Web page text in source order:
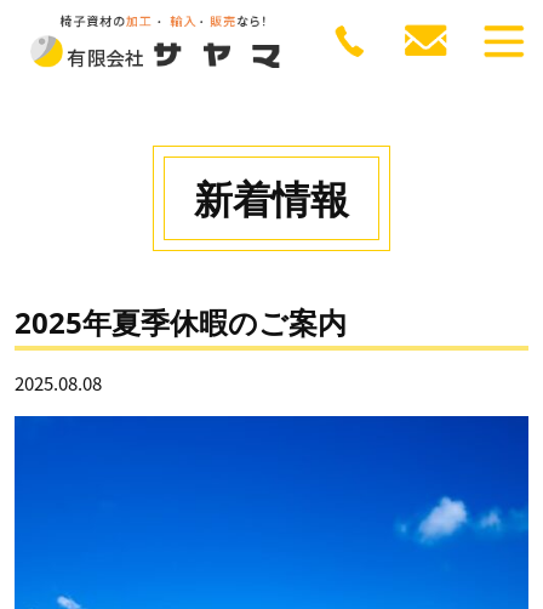
新着情報
2025年夏季休暇のご案内
2025.08.08